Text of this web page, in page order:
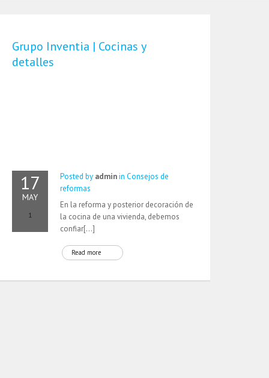
Grupo Inventia | Cocinas y
detalles
17
MAY
1
Posted by adminin Consejos de
reformas
En la reforma y posterior decoración de
la cocina de una vivienda, debemos
confiar[…]
Read more